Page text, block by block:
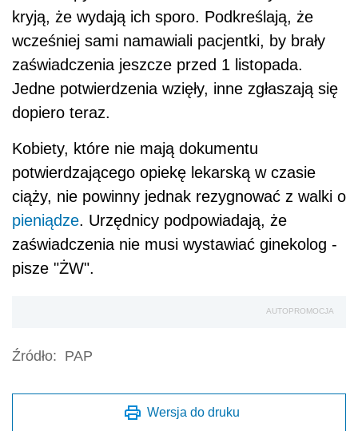
kryją, że wydają ich sporo. Podkreślają, że
wcześniej sami namawiali pacjentki, by brały
zaświadczenia jeszcze przed 1 listopada.
Jedne potwierdzenia wzięły, inne zgłaszają się
dopiero teraz.
Kobiety, które nie mają dokumentu
potwierdzającego opiekę lekarską w czasie
ciąży, nie powinny jednak rezygnować z walki o
pieniądze. Urzędnicy podpowiadają, że
zaświadczenia nie musi wystawiać ginekolog -
pisze "ŻW".
AUTOPROMOCJA
Źródło: PAP
Wersja do druku